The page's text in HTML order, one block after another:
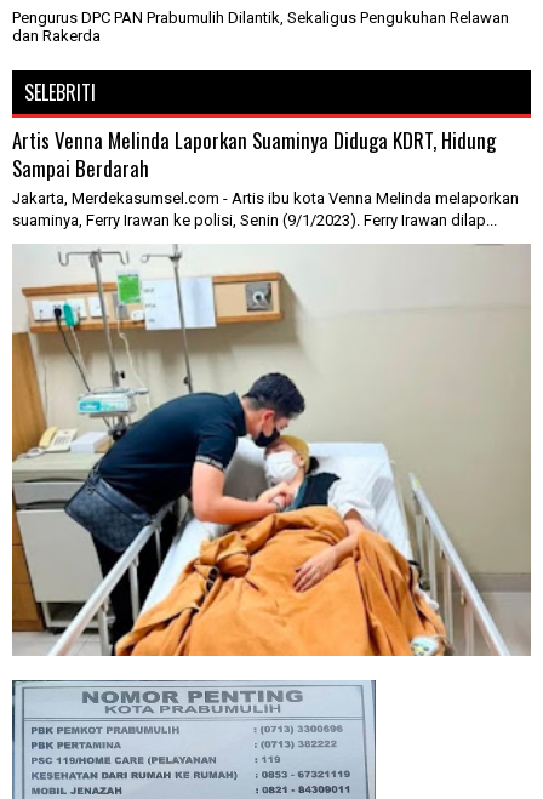
Pengurus DPC PAN Prabumulih Dilantik, Sekaligus Pengukuhan Relawan
dan Rakerda
SELEBRITI
Artis Venna Melinda Laporkan Suaminya Diduga KDRT, Hidung
Sampai Berdarah
Jakarta, Merdekasumsel.com - Artis ibu kota Venna Melinda melaporkan
suaminya, Ferry Irawan ke polisi, Senin (9/1/2023). Ferry Irawan dilap...